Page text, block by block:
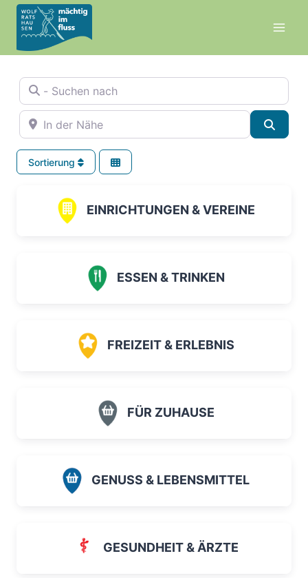
Zum
Inhalt
springen
- Suchen nach
In der Nähe
Sortierung
EINRICHTUNGEN & VEREINE
ESSEN & TRINKEN
FREIZEIT & ERLEBNIS
FÜR ZUHAUSE
GENUSS & LEBENSMITTEL
GESUNDHEIT & ÄRZTE